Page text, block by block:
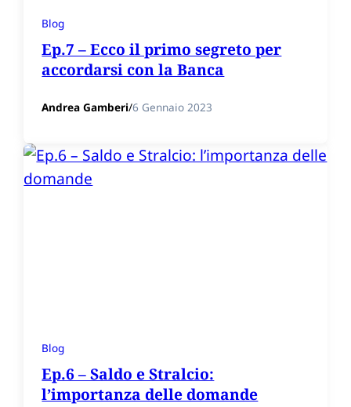
Blog
Ep.7 – Ecco il primo segreto per
accordarsi con la Banca
Andrea Gamberi/6 Gennaio 2023
Blog
Ep.6 – Saldo e Stralcio:
l’importanza delle domande